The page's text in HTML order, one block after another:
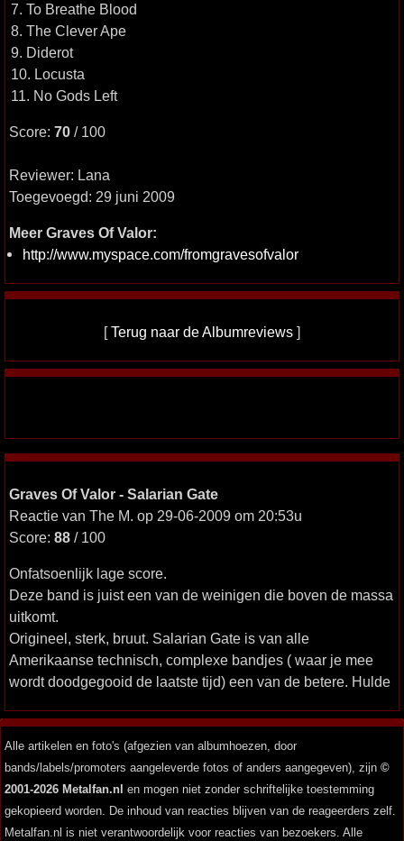
7. To Breathe Blood
8. The Clever Ape
9. Diderot
10. Locusta
11. No Gods Left
Score: 70 / 100
Reviewer: Lana
Toegevoegd: 29 juni 2009
Meer Graves Of Valor:
http://www.myspace.com/fromgravesofvalor
[Terug naar de Albumreviews ]
Graves Of Valor - Salarian Gate
Reactie van The M. op 29-06-2009 om 20:53u
Score: 88 / 100
Onfatsoenlijk lage score.
Deze band is juist een van de weinigen die boven de massa
uitkomt.
Origineel, sterk, bruut. Salarian Gate is van alle
Amerikaanse technisch, complexe bandjes ( waar je mee
wordt doodgegooid de laatste tijd) een van de betere. Hulde
Alle artikelen en foto's (afgezien van albumhoezen, door
bands/labels/promoters aangeleverde fotos of anders aangegeven), zijn ©
2001-2026 Metalfan.nl en mogen niet zonder schriftelijke toestemming
gekopieerd worden. De inhoud van reacties blijven van de reageerders zelf.
Metalfan.nl is niet verantwoordelijk voor reacties van bezoekers. Alle